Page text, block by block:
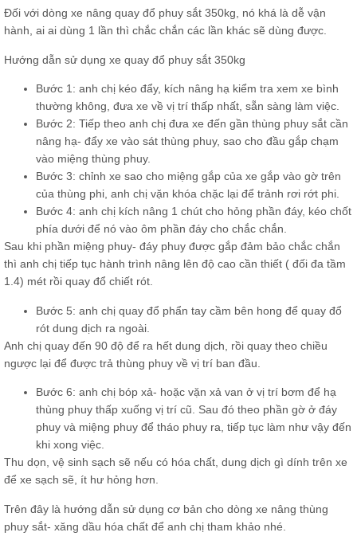
Đối với dòng xe nâng quay đổ phuy sắt 350kg, nó khá là dễ vận
hành, ai ai dùng 1 lần thì chắc chắn các lần khác sẽ dùng được.
Hướng dẫn sử dụng xe quay đổ phuy sắt 350kg
Bước 1: anh chị kéo đẩy, kích nâng hạ kiểm tra xem xe bình
thường không, đưa xe về vị trí thấp nhất, sẵn sàng làm việc.
Bước 2: Tiếp theo anh chị đưa xe đến gần thùng phuy sắt cần
nâng hạ- đẩy xe vào sát thùng phuy, sao cho đầu gắp chạm
vào miệng thùng phuy.
Bước 3: chỉnh xe sao cho miệng gắp của xe gắp vào gờ trên
của thùng phi, anh chị vặn khóa chặc lại để trảnh rơi rớt phi.
Bước 4: anh chị kích nâng 1 chút cho hỏng phần đáy, kéo chốt
phía dưới để nó vào ôm phần đáy cho chắc chắn.
Sau khi phần miệng phuy- đáy phuy được gắp đảm bảo chắc chắn
thì anh chị tiếp tục hành trình nâng lên độ cao cần thiết ( đối đa tầm
1.4) mét rồi quay đổ chiết rót.
Bước 5: anh chị quay đổ phẩn tay cầm bên hong để quay đổ
rót dung dịch ra ngoài.
Anh chị quay đến 90 độ để ra hết dung dịch, rồi quay theo chiều
ngược lại để được trả thùng phuy về vị trí ban đầu.
Bước 6: anh chị bóp xả- hoặc vặn xả van ở vị trí bơm để hạ
thùng phuy thấp xuống vị trí cũ. Sau đó theo phần gờ ở đáy
phuy và miệng phuy để tháo phuy ra, tiếp tục làm như vậy đến
khi xong việc.
Thu dọn, vệ sinh sạch sẽ nếu có hóa chất, dung dịch gì dính trên xe
để xe sạch sẽ, ít hư hỏng hơn.
Trên đây là hướng dẫn sử dụng cơ bản cho dòng xe nâng thùng
phuy sắt- xăng dầu hóa chất để anh chị tham khảo nhé.